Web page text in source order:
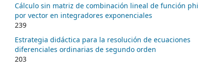
Cálculo sin matriz de combinación lineal de función phi
por vector en integradores exponenciales
239
Estrategia didáctica para la resolución de ecuaciones
diferenciales ordinarias de segundo orden
203